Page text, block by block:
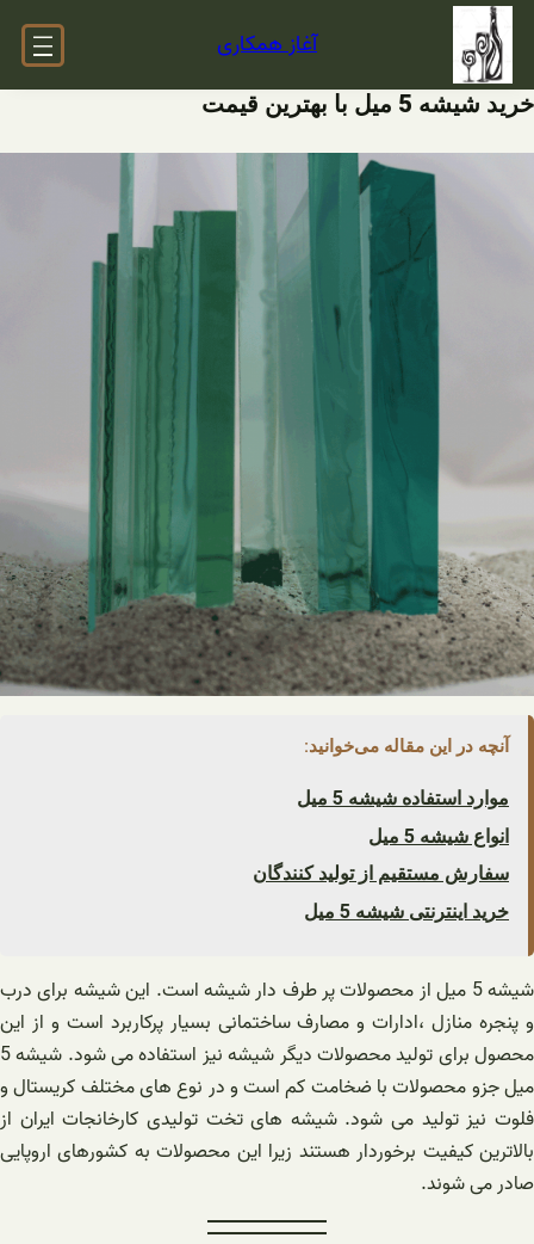
رفتن
محتوا
آغاز همکاری
خرید شیشه 5 میل با بهترین قیمت
آنچه در این مقاله می‌خوانید:
موارد استفاده شیشه 5 میل
انواع شیشه 5 میل
سفارش مستقیم از تولید کنندگان
خرید اینترنتی شیشه 5 میل
شیشه 5 میل از محصولات پر طرف دار شیشه است. این شیشه برای درب
و پنجره منازل ،ادارات و مصارف ساختمانی بسیار پرکاربرد است و از این
محصول برای تولید محصولات دیگر شیشه نیز استفاده می شود. شیشه 5
میل جزو محصولات با ضخامت کم است و در نوع های مختلف کریستال و
فلوت نیز تولید می شود. شیشه های تخت تولیدی کارخانجات ایران از
بالاترین کیفیت برخوردار هستند زیرا این محصولات به کشورهای اروپایی
صادر می شوند.